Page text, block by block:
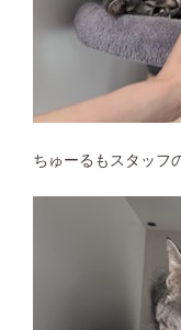
ちゅーるもスタッフ